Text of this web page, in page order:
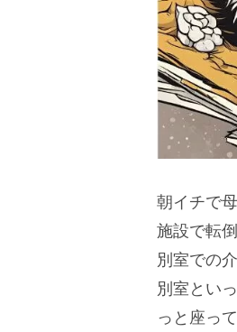
朝イチで
施設で転
別室での
別室とい
っと座っ